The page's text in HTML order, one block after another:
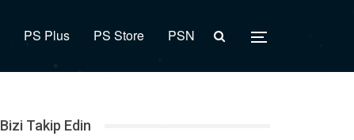
PS Plus PS Store PSN
Bizi Takip Edin